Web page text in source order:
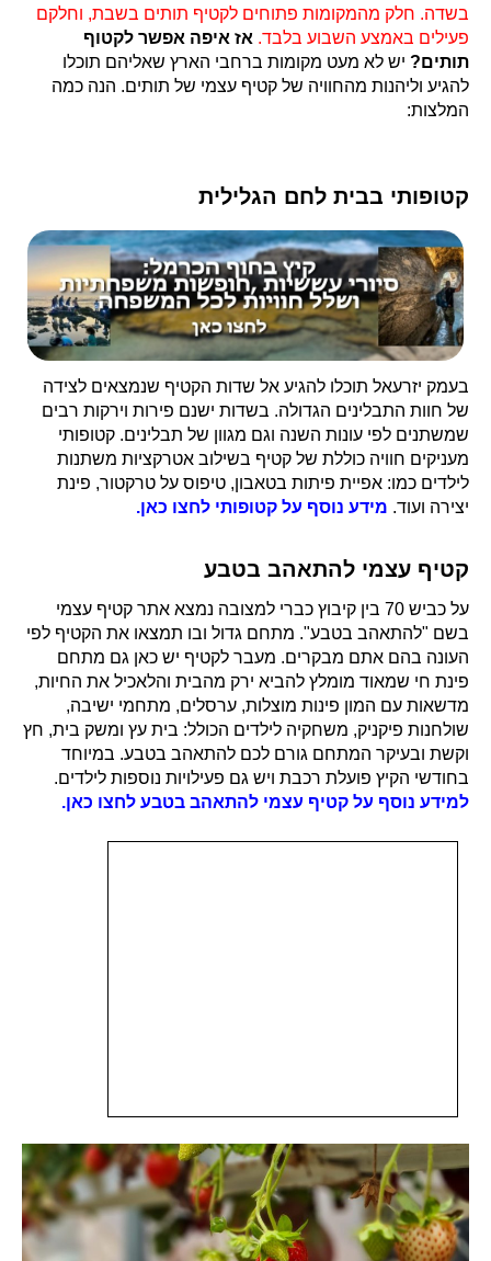
בשדה. חלק מהמקומות פתוחים לקטיף תותים בשבת, וחלקם
פעילים באמצע השבוע בלבד. אז איפה אפשר לקטוף
תותים? יש לא מעט מקומות ברחבי הארץ שאליהם תוכלו
להגיע וליהנות מהחוויה של קטיף עצמי של תותים. הנה כמה
המלצות:
קטופותי בבית לחם הגלילית
בעמק יזרעאל תוכלו להגיע אל שדות הקטיף שנמצאים לצידה
של חוות התבלינים הגדולה. בשדות ישנם פירות וירקות רבים
שמשתנים לפי עונות השנה וגם מגוון של תבלינים. קטופותי
מעניקים חוויה כוללת של קטיף בשילוב אטרקציות משתנות
לילדים כמו: אפיית פיתות בטאבון, טיפוס על טרקטור, פינת
יצירה ועוד. מידע נוסף על קטופותי לחצו כאן.
קטיף עצמי להתאהב בטבע
על כביש 70 בין קיבוץ כברי למצובה נמצא אתר קטיף עצמי
בשם "להתאהב בטבע". מתחם גדול ובו תמצאו את הקטיף לפי
העונה בהם אתם מבקרים. מעבר לקטיף יש כאן גם מתחם
פינת חי שמאוד מומלץ להביא ירק מהבית והלאכיל את החיות,
מדשאות עם המון פינות מוצלות, ערסלים, מתחמי ישיבה,
שולחנות פיקניק, משחקיה לילדים הכולל: בית עץ ומשק בית, חץ
וקשת ובעיקר המתחם גורם לכם להתאהב בטבע. במיוחד
בחודשי הקיץ פועלת רכבת ויש גם פעילויות נוספות לילדים.
למידע נוסף על קטיף עצמי להתאהב בטבע לחצו כאן.